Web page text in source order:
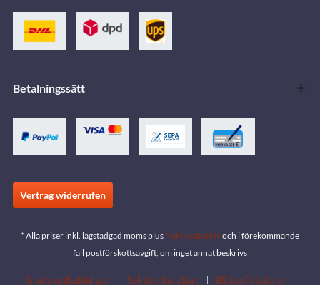
Betalningssätt
Vertrag widerrufen
* Alla priser inkl. lagstadgad moms plusfraktkostnaderoch i förekommande
fall postförskottsavgift, om inget annat beskrivs
Gratis nedladdningar Sök återförsäljare Bli återförsäljare